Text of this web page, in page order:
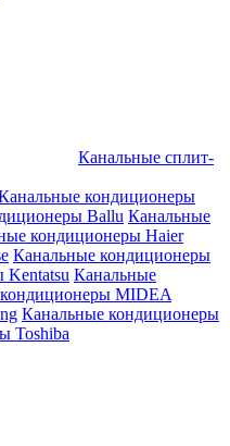
Канальные сплит-
кондиционеры
Ballu Канальные
кондиционеры Haier
Канальные кондиционеры
Kentatsu Канальные
MIDEA
Канальные кондиционеры
Toshiba